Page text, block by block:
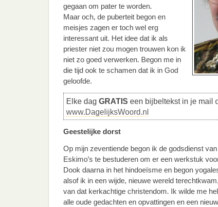
gegaan om pater te worden.
Maar och, de puberteit begon en
meisjes zagen er toch wel erg
interessant uit. Het idee dat ik als
priester niet zou mogen trouwen kon ik
niet zo goed verwerken. Begon me in
die tijd ook te schamen dat ik in God
geloofde.
Elke dag GRATIS een bijbeltekst in je mail
www.DagelijksWoord.nl
Geestelijke dorst
Op mijn zeventiende begon ik de godsdienst
Eskimo’s te bestuderen om er een werkstuk
Dook daarna in het hindoeïsme en begon
alsof ik in een wijde, nieuwe wereld
van dat kerkachtige christendom. Ik wilde me
alle oude gedachten en opvattingen en een